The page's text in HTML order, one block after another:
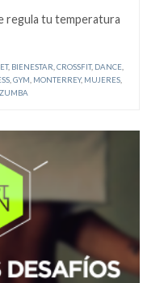
regula tu temperatura
, BIENESTAR CROSSFIT, DANCE
GYM MONTERREY, MUJERES
ZUMBA